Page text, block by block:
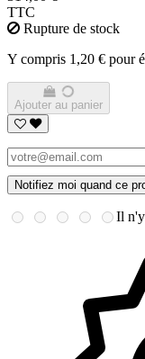
TTC
Rupture de stock
Y compris 1,20 € pour
Ajouter au panier
Notifiez moi quand ce
Il n'y